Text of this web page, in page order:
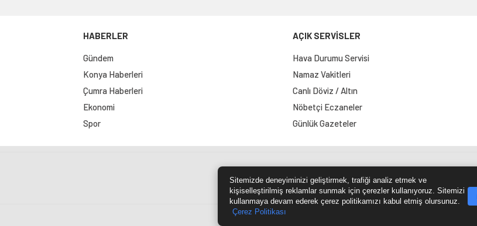
HABERLER
Gündem
Konya Haberleri
Çumra Haberleri
Ekonomi
Spor
AÇIK SERVİSLER
Hava Durumu Servisi
Namaz Vakitleri
Canlı Döviz / Altın
Nöbetçi Eczaneler
Günlük Gazeteler
Site Haritası RSS Kaynağı Çumra Postası
Sitemizde deneyiminizi geliştirmek, trafiği analiz etmek ve
kişiselleştirilmiş reklamlar sunmak için çerezler kullanıyoruz. Sitemizi
kullanmaya devam ederek çerez politikamızı kabul etmiş olursunuz.
Çerez Politikası